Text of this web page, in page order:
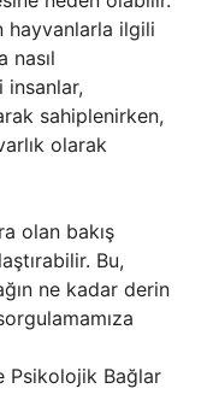
hayvanlarla ilgili
nasıl
sahiplenirken,
olarak
olan bakış
Bu,
ne kadar derin
Psikolojik Bağlar